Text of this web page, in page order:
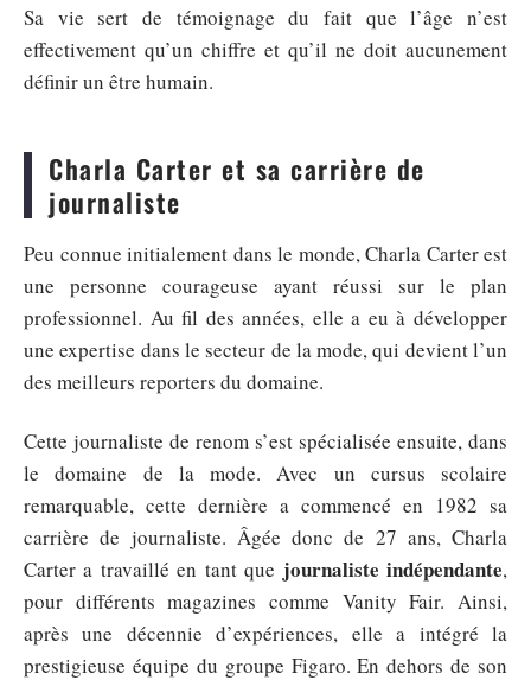
Sa vie sert de témoignage du fait que l’âge n’est
effectivement qu’un chiffre et qu’il ne doit aucunement
définir un être humain.
Charla Carter et sa carrière de
journaliste
Peu connue initialement dans le monde, Charla Carter est
une personne courageuse ayant réussi sur le plan
professionnel. Au fil des années, elle a eu à développer
une expertise dans le secteur de la mode, qui devient l’un
des meilleurs reporters du domaine.
Cette journaliste de renom s’est spécialisée ensuite, dans
le domaine de la mode. Avec un cursus scolaire
remarquable, cette dernière a commencé en 1982 sa
carrière de journaliste. Âgée donc de 27 ans, Charla
Carter a travaillé en tant que journaliste indépendante,
pour différents magazines comme Vanity Fair. Ainsi,
après une décennie d’expériences, elle a intégré la
prestigieuse équipe du groupe Figaro. En dehors de son